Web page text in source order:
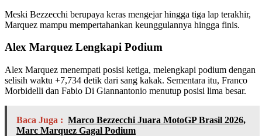
Meski Bezzecchi berupaya keras mengejar hingga tiga lap terakhir,
Marquez mampu mempertahankan keunggulannya hingga finis.
Alex Marquez Lengkapi Podium
Alex Marquez menempati posisi ketiga, melengkapi podium dengan
selisih waktu +7,734 detik dari sang kakak. Sementara itu, Franco
Morbidelli dan Fabio Di Giannantonio menutup posisi lima besar.
Baca Juga : Marco Bezzecchi Juara MotoGP Brasil 2026,
Marc Marquez Gagal Podium